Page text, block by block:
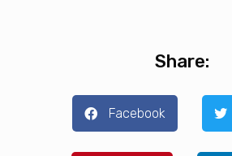
Share:
Facebook